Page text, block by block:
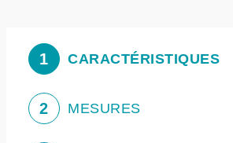
1 CARACTÉRISTIQUES
2 MESURES